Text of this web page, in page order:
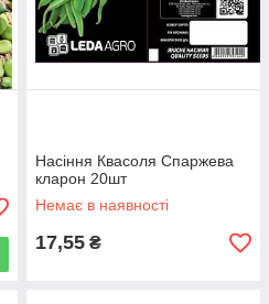
Насіння Квасоля Спаржева
кларон 20шт
Немає в наявності
17,55 ₴